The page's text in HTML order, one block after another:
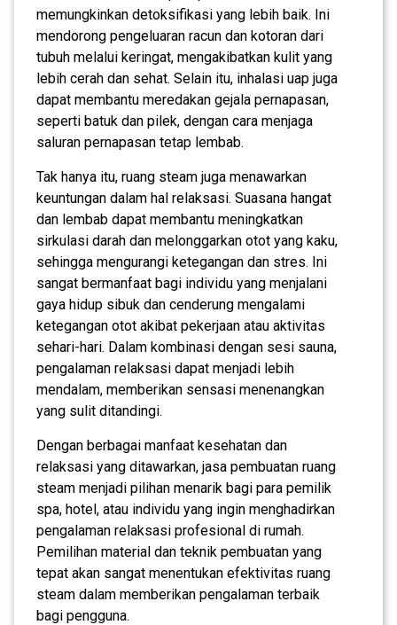
memungkinkan detoksifikasi yang lebih baik. Ini
mendorong pengeluaran racun dan kotoran dari
tubuh melalui keringat, mengakibatkan kulit yang
lebih cerah dan sehat. Selain itu, inhalasi uap juga
dapat membantu meredakan gejala pernapasan,
seperti batuk dan pilek, dengan cara menjaga
saluran pernapasan tetap lembab.
Tak hanya itu, ruang steam juga menawarkan
keuntungan dalam hal relaksasi. Suasana hangat
dan lembab dapat membantu meningkatkan
sirkulasi darah dan melonggarkan otot yang kaku,
sehingga mengurangi ketegangan dan stres. Ini
sangat bermanfaat bagi individu yang menjalani
gaya hidup sibuk dan cenderung mengalami
ketegangan otot akibat pekerjaan atau aktivitas
sehari-hari. Dalam kombinasi dengan sesi sauna,
pengalaman relaksasi dapat menjadi lebih
mendalam, memberikan sensasi menenangkan
yang sulit ditandingi.
Dengan berbagai manfaat kesehatan dan
relaksasi yang ditawarkan, jasa pembuatan ruang
steam menjadi pilihan menarik bagi para pemilik
spa, hotel, atau individu yang ingin menghadirkan
pengalaman relaksasi profesional di rumah.
Pemilihan material dan teknik pembuatan yang
tepat akan sangat menentukan efektivitas ruang
steam dalam memberikan pengalaman terbaik
bagi pengguna.